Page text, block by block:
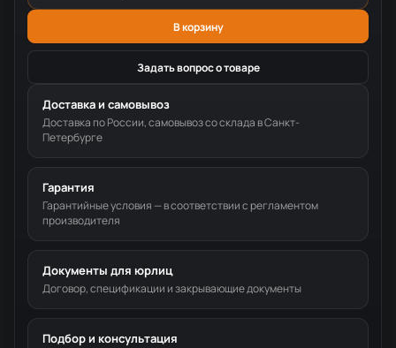
В корзину
Задать вопрос о товаре
Доставка и самовывоз
Доставка по России, самовывоз со склада в Санкт-
Петербурге
Гарантия
Гарантийные условия — в соответствии с регламентом
производителя
Документы для юрлиц
Договор, спецификации и закрывающие документы
Подбор и консультация